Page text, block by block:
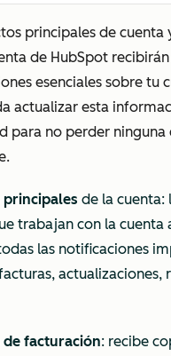
principales de cuenta
de HubSpot recibirán
esenciales sobre tu
actualizar esta
para no perder ninguna
principales de la cuenta:
trabajan con la cuenta
las notificaciones
actualizaciones,
de facturación: recibe